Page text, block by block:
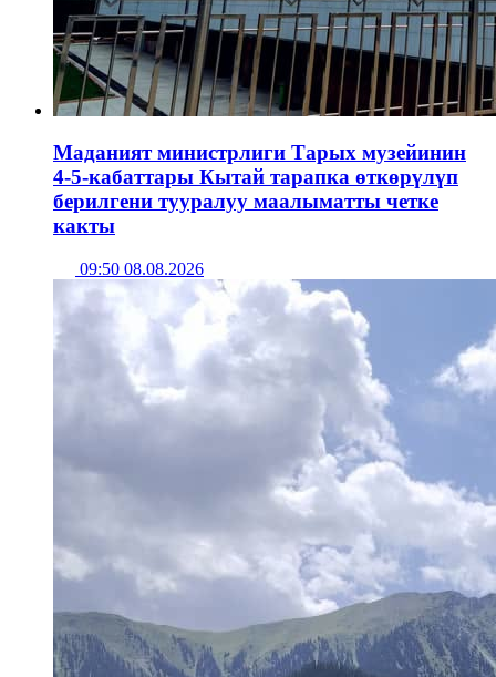
Маданият министрлиги Тарых музейинин
4-5-кабаттары Кытай тарапка өткөрүлүп
берилгени тууралуу маалыматты четке
какты
09:50 08.08.2026